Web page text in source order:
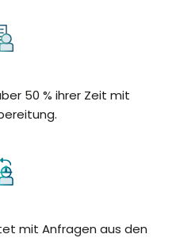
50 % ihrer Zeit mit
mit Anfragen aus den